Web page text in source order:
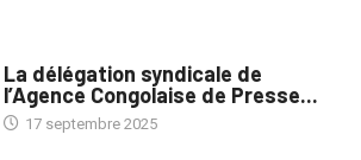
La délégation syndicale de
l’Agence Congolaise de Presse...
17 septembre 2025